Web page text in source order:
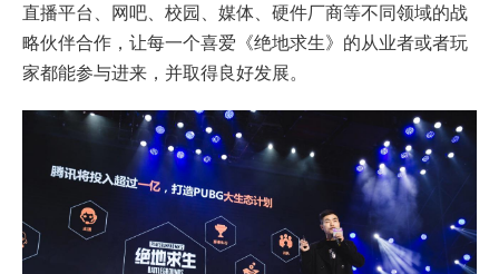
直播平台、网吧、校园、媒体、硬件厂商等不同领域的战
略伙伴合作，让每一个喜爱《绝地求生》的从业者或者玩
家都能参与进来，并取得良好发展。